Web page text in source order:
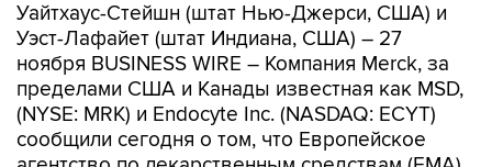
Уайтхаус-Стейшн (штат Нью-Джерси, США) и
Уэст-Лафайет (штат Индиана, США) – 27
ноября BUSINESS WIRE – Компания Merck, за
пределами США и Канады известная как MSD,
(NYSE: MRK) и Endocyte Inc. (NASDAQ: ECYT)
сообщили сегодня о том, что Европейское